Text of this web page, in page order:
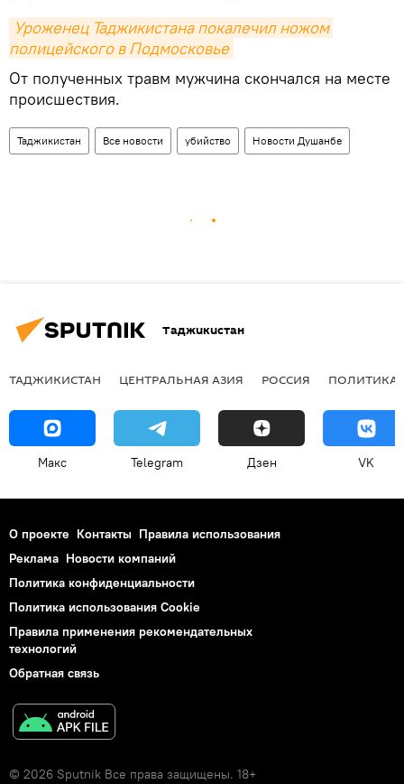
Уроженец Таджикистана покалечил ножом
полицейского в Подмосковье
От полученных травм мужчина скончался на месте
происшествия.
Таджикистан Все новости убийство Новости Душанбе
Таджикистан
ТАДЖИКИСТАН ЦЕНТРАЛЬНАЯ АЗИЯ РОССИЯ ПОЛИТИКА
Макс Telegram Дзен VK
О проекте Контакты Правила использования
Реклама Новости компаний
Политика конфиденциальности
Политика использования Cookie
Правила применения рекомендательных
технологий
Обратная связь
© 2026 Sputnik Все права защищены. 18+